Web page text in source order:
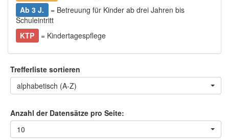
Ab 3 J.
= Betreuung für Kinder ab drei Jahren bis
Schuleintritt
KTP
= Kindertagespflege
Trefferliste sortieren
alphabetisch (A-Z)
Anzahl der Datensätze pro Seite:
10